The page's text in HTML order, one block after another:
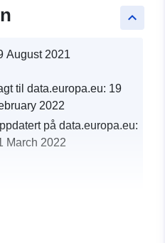
keyboard_arrow_up
August 2021
til data.europa.eu: 19
2022
på data.europa.eu:
March 2022